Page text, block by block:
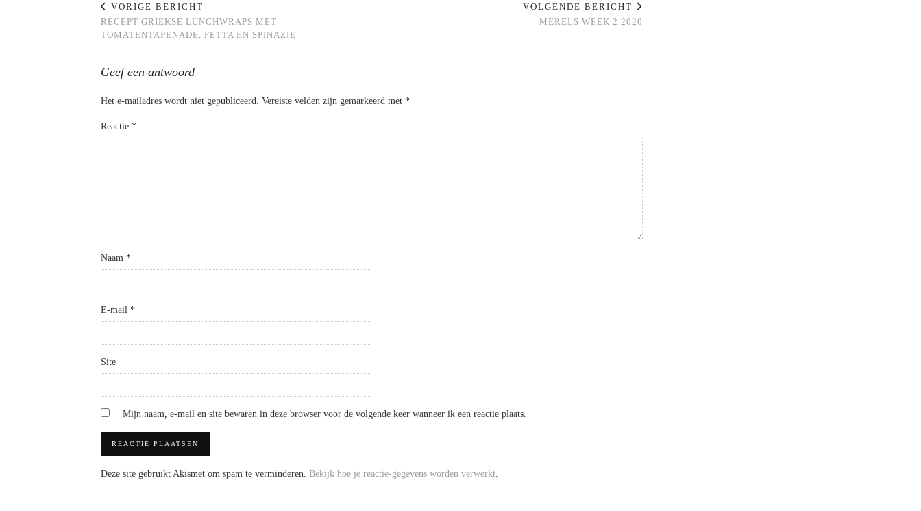
VORIGE BERICHT
RECEPT GRIEKSE LUNCHWRAPS MET
TOMATENTAPENADE, FETTA EN SPINAZIE
VOLGENDE BERICHT
MERELS WEEK 2 2020
Geef een antwoord
Het e-mailadres wordt niet gepubliceerd. Vereiste velden zijn gemarkeerd met *
Reactie *
Naam *
E-mail *
Site
Mijn naam, e-mail en site bewaren in deze browser voor de volgende keer wanneer ik een reactie plaats.
Deze site gebruikt Akismet om spam te verminderen. Bekijk hoe je reactie-gegevens worden verwerkt